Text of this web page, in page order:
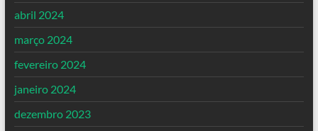
abril 2024
março 2024
fevereiro 2024
janeiro 2024
dezembro 2023